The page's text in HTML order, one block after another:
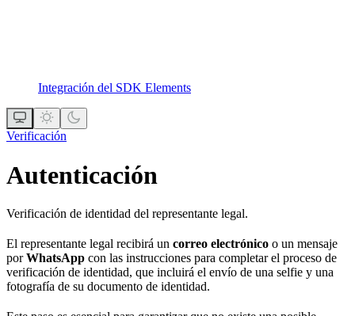
Integración del SDK Elements
Verificación
Autenticación
Verificación de identidad del representante legal.
El representante legal recibirá un correo electrónico o un mensaje
porWhatsApp con las instrucciones para completar el proceso de
verificación de identidad, que incluirá el envío de una selfie y una
fotografía de su documento de identidad.